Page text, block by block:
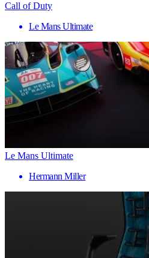
Call of Duty
Le Mans Ultimate
Le Mans Ultimate
Hermann Miller